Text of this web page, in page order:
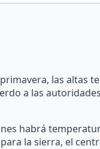
las altas
a las
habrá
la sierra, el